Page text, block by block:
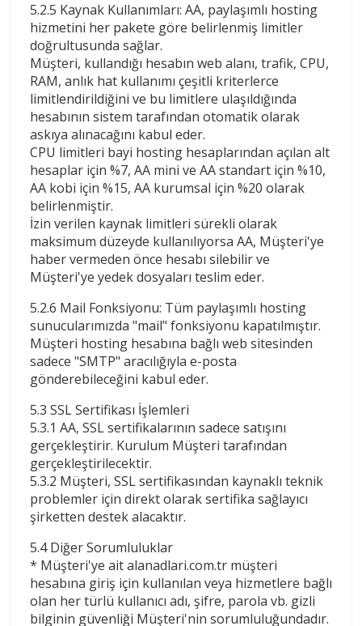
5.2.5 Kaynak Kullanımları: AA, paylaşımlı hosting
hizmetini her pakete göre belirlenmiş limitler
doğrultusunda sağlar.
Müşteri, kullandığı hesabın web alanı, trafik, CPU,
RAM, anlık hat kullanımı çeşitli kriterlerce
limitlendirildiğini ve bu limitlere ulaşıldığında
hesabının sistem tarafından otomatik olarak
askıya alınacağını kabul eder.
CPU limitleri bayi hosting hesaplarından açılan alt
hesaplar için %7, AA mini ve AA standart için %10,
AA kobi için %15, AA kurumsal için %20 olarak
belirlenmiştir.
İzin verilen kaynak limitleri sürekli olarak
maksimum düzeyde kullanılıyorsa AA, Müşteri'ye
haber vermeden önce hesabı silebilir ve
Müşteri'ye yedek dosyaları teslim eder.
5.2.6 Mail Fonksiyonu: Tüm paylaşımlı hosting
sunucularımızda "mail" fonksiyonu kapatılmıştır.
Müşteri hosting hesabına bağlı web sitesinden
sadece "SMTP" aracılığıyla e-posta
gönderebileceğini kabul eder.
5.3 SSL Sertifikası İşlemleri
5.3.1 AA, SSL sertifikalarının sadece satışını
gerçekleştirir. Kurulum Müşteri tarafından
gerçekleştirilecektir.
5.3.2 Müşteri, SSL sertifikasından kaynaklı teknik
problemler için direkt olarak sertifika sağlayıcı
şirketten destek alacaktır.
5.4 Diğer Sorumluluklar
* Müşteri'ye ait alanadlari.com.tr müşteri
hesabına giriş için kullanılan veya hizmetlere bağlı
olan her türlü kullanıcı adı, şifre, parola vb. gizli
bilginin güvenliği Müşteri'nin sorumluluğundadır.